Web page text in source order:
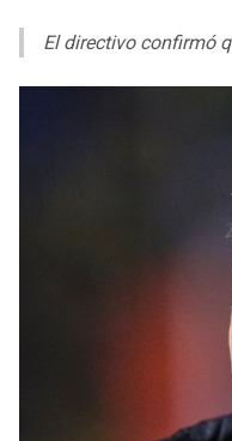
El directivo confirmó